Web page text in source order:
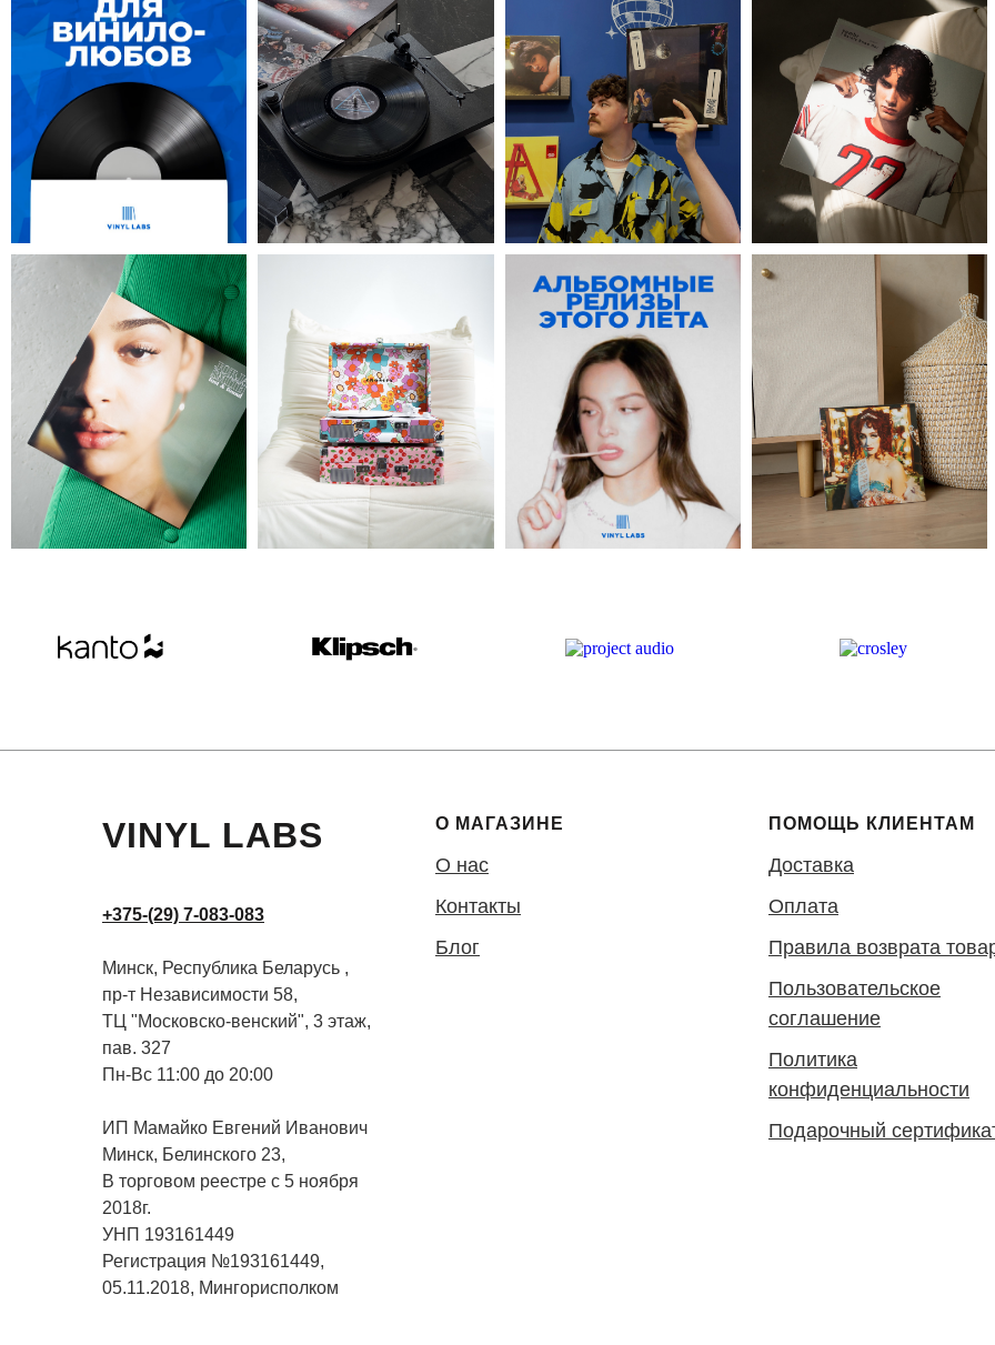
VINYL LABS
+375-(29) 7-083-083
Минск, Республика Беларусь ,
пр-т Независимости 58,
ТЦ "Московско-венский", 3 этаж,
пав. 327
Пн-Вс 11:00 до 20:00
ИП Мамайко Евгений Иванович
Минск, Белинского 23,
В торговом реестре с 5 ноября
2018г.
УНП 193161449
Регистрация №193161449,
05.11.2018, Мингорисполком
О МАГАЗИНЕ
О нас
Контакты
Блог
ПОМОЩЬ КЛИЕНТАМ
Доставка
Оплата
Правила возврата
Пользовательское
соглашение
Политика
конфиденциальности
Подарочный